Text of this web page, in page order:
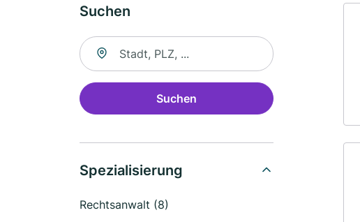
Suchen
Suche nach Ort
Suchen
Spezialisierung
Rechtsanwalt (8)